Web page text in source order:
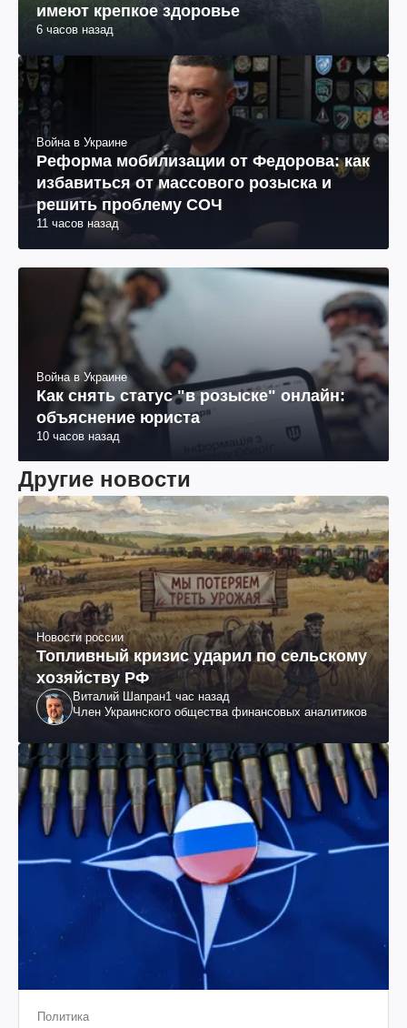
имеют крепкое здоровье
6 часов назад
Война в Украине
Реформа мобилизации от Федорова: как
избавиться от массового розыска и
решить проблему СОЧ
11 часов назад
Война в Украине
Как снять статус "в розыске" онлайн:
объяснение юриста
10 часов назад
Другие новости
Новости россии
Топливный кризис ударил по сельскому
хозяйству РФ
Виталий Шапран1 час назад
Член Украинского общества финансовых аналитиков
Политика